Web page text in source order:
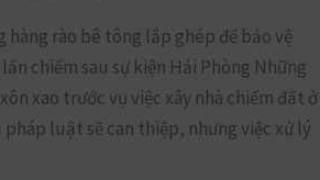
hàng rào bê tông lắp ghép để bảo vệ
chiếm sau sự kiện Hải Phòng Những
xao trước vụ việc xây nhà chiếm đất ở
pháp luật sẽ can thiệp, nhưng việc xử lý